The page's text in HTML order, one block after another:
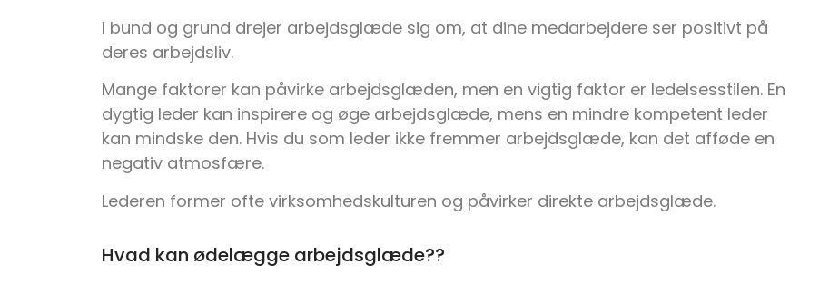
I bund og grund drejer arbejdsglæde sig om, at dine medarbejdere ser positivt på
deres arbejdsliv.
Mange faktorer kan påvirke arbejdsglæden, men en vigtig faktor er ledelsesstilen. En
dygtig leder kan inspirere og øge arbejdsglæde, mens en mindre kompetent leder
kan mindske den. Hvis du som leder ikke fremmer arbejdsglæde, kan det afføde en
negativ atmosfære.
Lederen former ofte virksomhedskulturen og påvirker direkte arbejdsglæde.
Hvad kan ødelægge arbejdsglæde??